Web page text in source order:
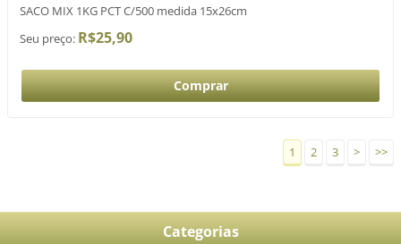
SACO MIX 1KG PCT C/500 medida 15x26cm
Seu preço: R$25,90
1 2 3 > >>
Categorias